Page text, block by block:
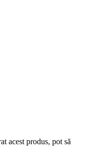
acest produs, pot să